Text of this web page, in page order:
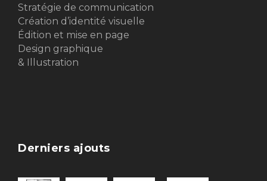
Stratégie de communication
Création d’identité visuelle
Édition et mise en page
Design graphique
& Illustration
Derniers ajouts